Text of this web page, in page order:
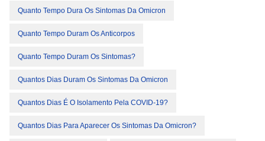
Quanto Tempo Dura Os Sintomas Da Omicron
Quanto Tempo Duram Os Anticorpos
Quanto Tempo Duram Os Sintomas?
Quantos Dias Duram Os Sintomas Da Omicron
Quantos Dias É O Isolamento Pela COVID-19?
Quantos Dias Para Aparecer Os Sintomas Da Omicron?